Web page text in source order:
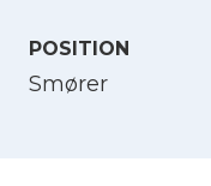
POSITION
Smører